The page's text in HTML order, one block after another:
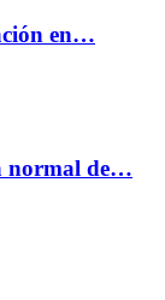
en…
normal de…